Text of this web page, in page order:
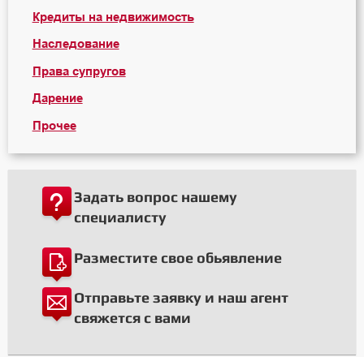
Кредиты на недвижимость
Наследование
Права супругов
Дарение
Прочее
Задать вопрос нашему
специалисту
Разместите свое обьявление
Отправьте заявку и наш агент
свяжется с вами